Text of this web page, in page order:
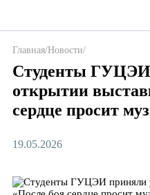
Главная/Новости/
Студенты ГУЦЭИ
открытии
сердце просит
19.05.2026